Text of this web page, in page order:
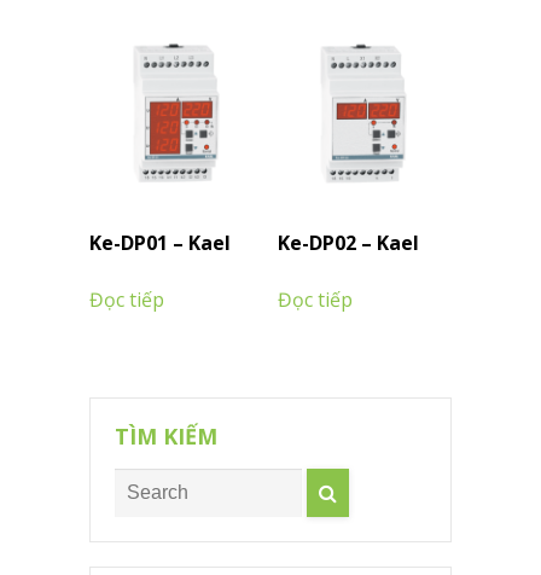
Ke-DP01 – Kael
Đọc tiếp
Ke-DP02 – Kael
Đọc tiếp
TÌM KIẾM